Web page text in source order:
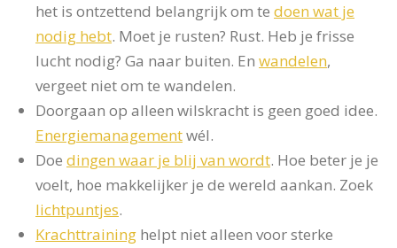
het is ontzettend belangrijk om te doen wat je
nodig hebt. Moet je rusten? Rust. Heb je frisse
lucht nodig? Ga naar buiten. En wandelen,
vergeet niet om te wandelen.
Doorgaan op alleen wilskracht is geen goed idee.
Energiemanagementwél.
Doe dingen waar je blij van wordt. Hoe beter je je
voelt, hoe makkelijker je de wereld aankan. Zoek
lichtpuntjes.
Krachttraining helpt niet alleen voor sterke